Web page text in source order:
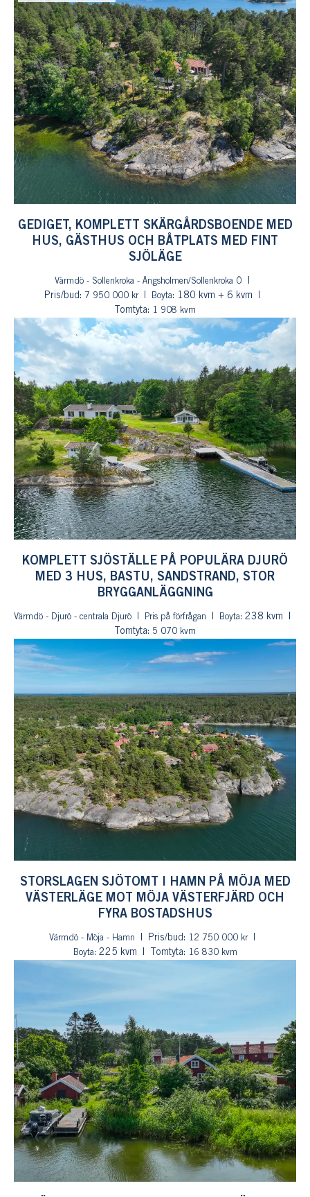
GEDIGET, KOMPLETT SKÄRGÅRDSBOENDE MED
HUS, GÄSTHUS OCH BÅTPLATS MED FINT
SJÖLÄGE
Värmdö - Sollenkroka - Ängsholmen/Sollenkroka Ö
Pris/bud: 7 950 000 kr Boyta: 180 kvm + 6 kvm
Tomtyta:
1 908 kvm
KOMPLETT SJÖSTÄLLE PÅ POPULÄRA DJURÖ
MED 3 HUS, BASTU, SANDSTRAND, STOR
BRYGGANLÄGGNING
Värmdö - Djurö - centrala Djurö Pris på förfrågan Boyta: 238 kvm
Tomtyta: 5 070 kvm
STORSLAGEN SJÖTOMT I HAMN PÅ MÖJA MED
VÄSTERLÄGE MOT MÖJA VÄSTERFJÄRD OCH
FYRA BOSTADSHUS
Värmdö - Möja - Hamn Pris/bud:
12 750 000 kr
Boyta: 225 kvm Tomtyta: 16 830 kvm